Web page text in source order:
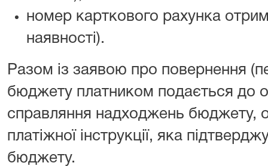
номер карткового рахунка
наявності).
Разом із заявою про повернення
бюджету платником подається до
справляння надходжень бюджету,
платіжної інструкції, яка
бюджету.